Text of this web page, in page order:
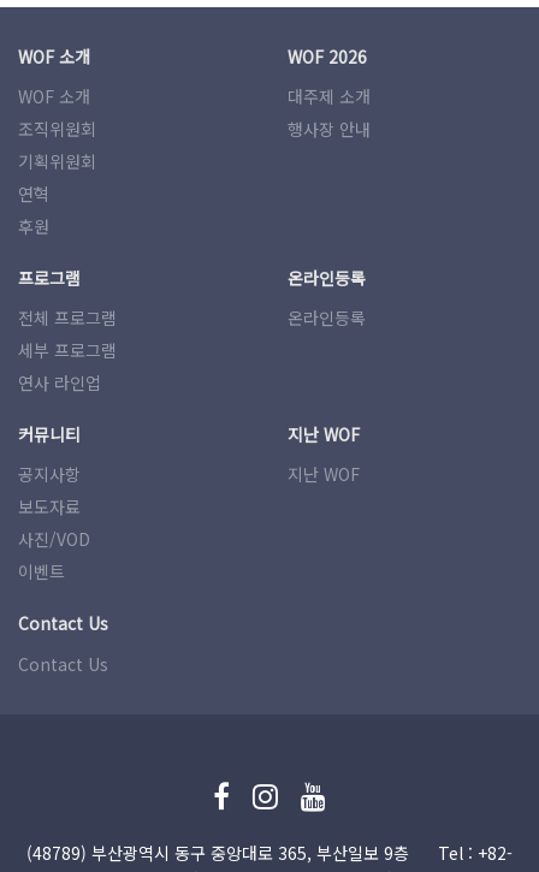
WOF 소개
WOF 소개
조직위원회
기획위원회
연혁
후원
WOF 2026
대주제 소개
행사장 안내
프로그램
전체 프로그램
세부 프로그램
연사 라인업
온라인등록
온라인등록
커뮤니티
공지사항
보도자료
사진/VOD
이벤트
지난 WOF
지난 WOF
Contact Us
Contact Us
(48789) 부산광역시 동구 중앙대로 365, 부산일보 9층
Tel : +82-